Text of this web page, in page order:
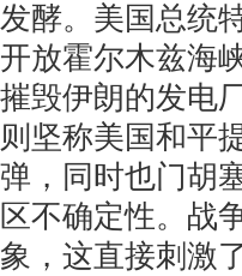
发酵。美国总统
开放霍尔木兹海
摧毁伊朗的发电
则坚称美国和平
弹，同时也门胡
区不确定性。战
象，这直接刺激